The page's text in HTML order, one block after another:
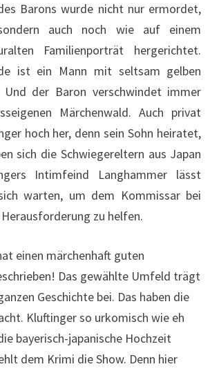
Barons wurde nicht nur ermordet,
auch noch wie auf einem
Familienporträt hergerichtet.
ist ein Mann mit seltsam gelben
Und der Baron verschwindet immer
Märchenwald. Auch privat
hoch her, denn sein Sohn heiratet,
sich die Schwiegereltern aus Japan
Intimfeind Langhammer lässt
warten, um dem Kommissar bei
zu helfen.
einen märchenhaft guten
Das gewählte Umfeld trägt
Geschichte bei. Das haben die
Kluftinger so urkomisch wie eh
bayerisch-japanische Hochzeit
dem Krimi die Show. Denn hier